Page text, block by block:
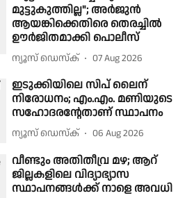
മുട്ടുകുത്തില്ല"; അർജുൻ
ആയങ്കിക്കെതിരെ തെരച്ചിൽ
ഊർജിതമാക്കി പൊലീസ്
ന്യൂസ് ഡെസ്ക് 07 Aug 2026
ഇടുക്കിയിലെ സിപ് ലൈന്
നിരോധനം; എം.എം. മണിയുടെ
സഹോദരൻ്റേതാണ് സ്ഥാപനം
ന്യൂസ് ഡെസ്ക് 06 Aug 2026
വീണ്ടും അതിതീവ്ര മഴ; ആറ്
ജില്ലകളിലെ വിദ്യാഭ്യാസ
സ്ഥാപനങ്ങൾക്ക് നാളെ അവധി